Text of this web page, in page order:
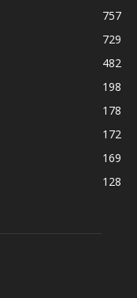
757
729
482
198
178
172
169
128